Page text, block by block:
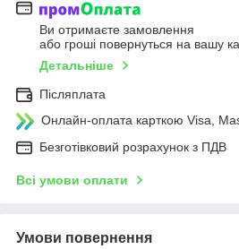
Ви отримаєте замовлення
або гроші повернуться на вашу
Детальніше
Післяплата
Онлайн-оплата карткою Visa,
Безготівковий розрахунок з ПДВ
Всі умови оплати
Умови повернення